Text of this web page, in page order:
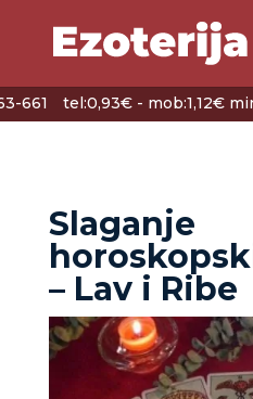
661 tel:0,93€ - mob:1,12€ min
Slaganje
– Lav i Ribe